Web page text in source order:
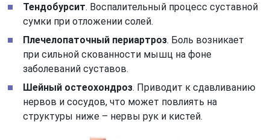
Тендобурсит. Воспалительный процесс суставной
сумки при отложении солей.
Плечелопаточный периартроз. Боль возникает
при сильной скованности мышц на фоне
заболеваний суставов.
Шейный остеохондроз. Приводит к сдавливанию
нервов и сосудов, что может повлиять на
структуры ниже – нервы рук и кистей.